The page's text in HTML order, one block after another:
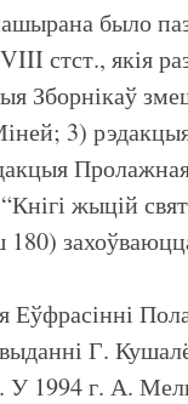
было
стст., якія
Зборнікаў
3)
жыцій
Г.
У 1994 г. А.